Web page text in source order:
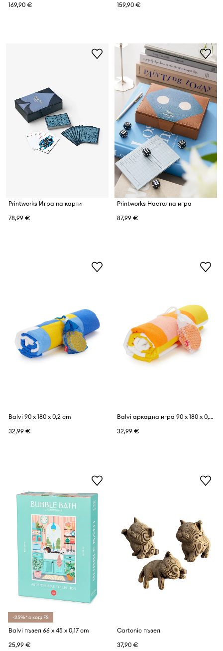
169,90 €
159,90 €
Printworks Игра на карти
78,99 €
Printworks Настолна игра
87,99 €
Balvi 90 x 180 x 0,2 cm
32,99 €
Balvi аркадна игра 90 x 180 x 0,2 cm
32,99 €
-25%* с код: FS
Balvi пъзел 66 x 45 x 0,17 cm
25,99 €
Cartonic пъзел
37,90 €